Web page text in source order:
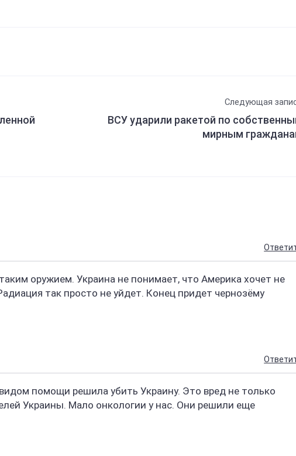
Следующая
ВСУ ударили ракетой по
мирным
оружием. Украина не понимает, что Америка хочет не
так просто не уйдет. Конец придет чернозёму
помощи решила убить Украину. Это вред не только
Украины. Мало онкологии у нас. Они решили еще